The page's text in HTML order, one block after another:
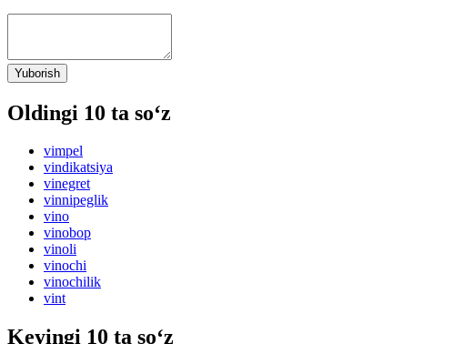
Yuborish
Oldingi 10 ta so‘z
vimpel
vindikatsiya
vinegret
vinnipeglik
vino
vinobop
vinoli
vinochi
vinochilik
vint
Keyingi 10 ta so‘z